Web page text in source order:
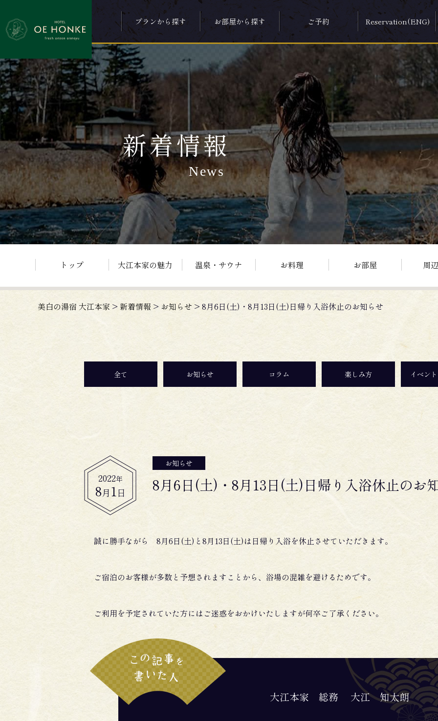
プランから探す お部屋から探す ご予約 Reservation(ENG)
新着情報
News
トップ 大江本家の魅力 温泉・サウナ お料理 お部屋 周
美白の湯宿 大江本家 > 新着情報 > お知らせ > 8月6日(土)・8月13日(土)日帰り入浴休止のお知らせ
全て お知らせ コラム 楽しみ方 イベン
2022年
8月1 日
お知らせ
8月6日(土)・8月13日(土)日帰り入浴休止のお
誠に勝手ながら 8月6日(土)と8月13日(土)は日帰り入浴を休止させていただきます。
ご宿泊のお客様が多数と予想されますことから、浴場の混雑を避けるためです。
ご利用を予定されていた方にはご迷惑をおかけいたしますが何卒ご了承ください。
大江本家 総務 大江 知太朗